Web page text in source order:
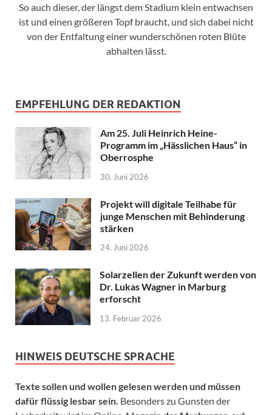
So auch dieser, der längst dem Stadium klein entwachsen
ist und einen größeren Topf braucht, und sich dabei nicht
von der Entfaltung einer wunderschönen roten Blüte
abhalten lässt.
EMPFEHLUNG DER REDAKTION
Am 25. Juli Heinrich Heine-
Programm im „Hässlichen Haus“ in
Oberrosphe
30. Juni 2026
Projekt will digitale Teilhabe für
junge Menschen mit Behinderung
stärken
24. Juni 2026
Solarzellen der Zukunft werden von
Dr. Lukas Wagner in Marburg
erforscht
13. Februar 2026
HINWEIS DEUTSCHE SPRACHE
Texte sollen und wollen gelesen werden und müssen
dafür flüssig lesbar sein. Besonders zu Gunsten der